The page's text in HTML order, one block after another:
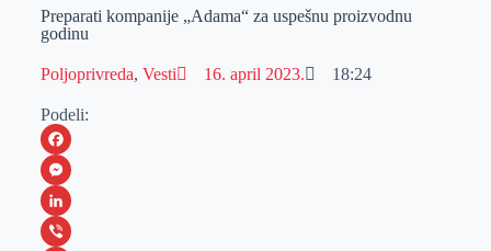
Preparati kompanije „Adama“ za uspešnu proizvodnu
godinu
Poljoprivreda, Vesti 16. april 2023. 18:24
Podeli:
F
a
c
M
eL